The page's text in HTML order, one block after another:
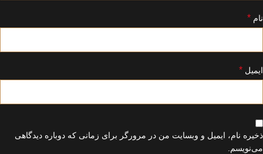
نام *
ایمیل *
ذخیره نام، ایمیل و وبسایت من در مرورگر برای زمانی که دوباره دیدگاهی
می‌نویسم.